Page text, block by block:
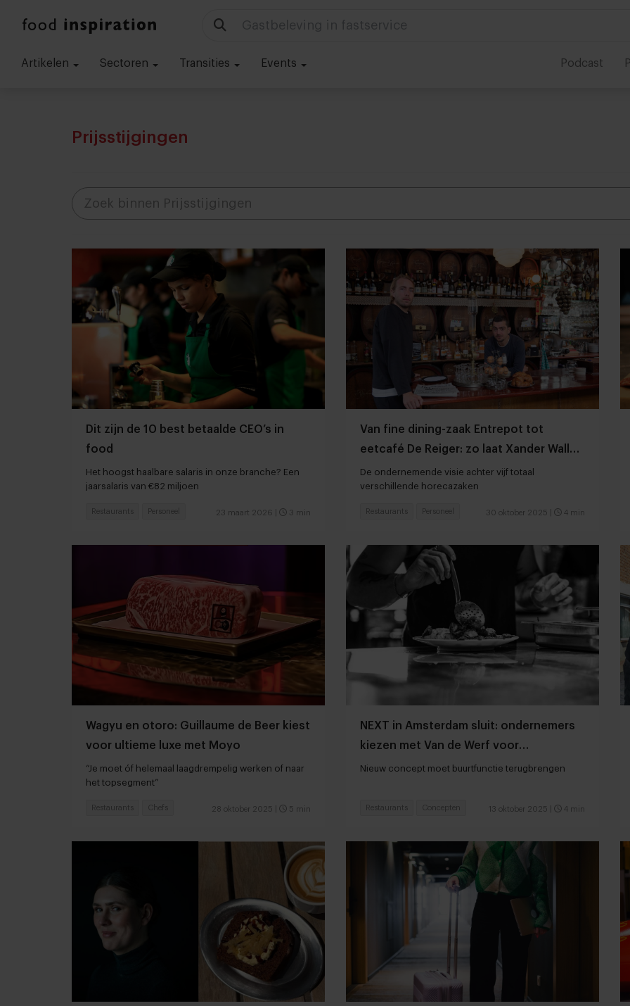
Technologie in foodservice
Artikelen Sectoren Transities Events Podcast
Prijsstijgingen
Dit zijn de 10 best betaalde CEO’s in
food
Het hoogst haalbare salaris in onze branche? Een
jaarsalaris van €82 miljoen
23 maart 2026 3 min
Restaurants Personeel
Van fine dining-zaak Entrepot tot
eetcafé De Reiger: zo laat Xander Waller
ieder concept floreren
De ondernemende visie achter vijf totaal
verschillende horecazaken
30 oktober 2025 4 min
Restaurants Personeel
Wagyu en otoro: Guillaume de Beer kiest
voor ultieme luxe met Moyo
“Je moet óf helemaal laagdrempelig werken of naar
het topsegment”
28 oktober 2025 5 min
Restaurants Chefs
NEXT in Amsterdam sluit: ondernemers
kiezen met Van de Werf voor
laagdrempeliger concept
Nieuw concept moet buurtfunctie terugbrengen
13 oktober 2025 4 min
Restaurants Concepten